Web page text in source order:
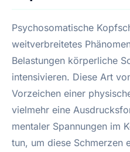
Psychosomatische
weitverbreitetes
Belastungen körperliche
intensivieren. Diese Art
Vorzeichen einer
vielmehr eine
mentaler Spannungen im
tun, um diese Schmerzen